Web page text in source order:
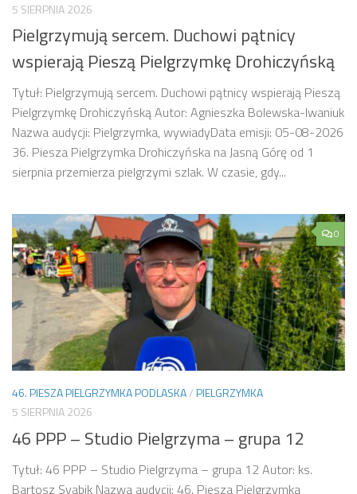
5 SIERPNIA 2026
Pielgrzymują sercem. Duchowi pątnicy
wspierają Pieszą Pielgrzymkę Drohiczyńską
Tytuł: Pielgrzymują sercem. Duchowi pątnicy wspierają Pieszą
Pielgrzymkę Drohiczyńską Autor: Agnieszka Bolewska-Iwaniuk
Nazwa audycji: Pielgrzymka, wywiadyData emisji: 05-08-2026
36. Piesza Pielgrzymka Drohiczyńska na Jasną Górę od 1
sierpnia przemierza pielgrzymi szlak. W czasie, gdy...
0
46. PIESZA PIELGRZYMKA PODLASKA/PIELGRZYMKA
5 SIERPNIA 2026
46 PPP – Studio Pielgrzyma – grupa 12
Tytuł: 46 PPP – Studio Pielgrzyma – grupa 12 Autor: ks.
Bartosz Svabik Nazwa audycji: 46. Piesza Pielgrzymka